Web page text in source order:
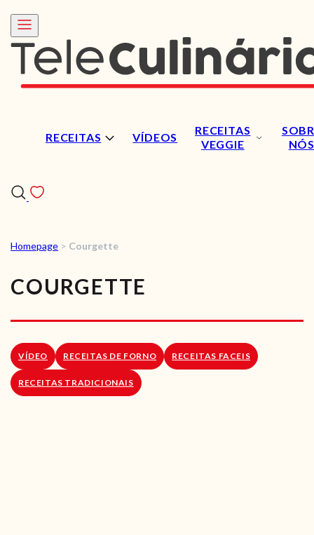
RECEITAS VÍDEOS
RECEITAS
VEGGIE
NÓS
RECEITAS VEGGIE
SOBRE NÓS
LOJA ONLINE
Homepage > Courgette
COURGETTE
VÍDEO RECEITAS DE FORNO RECEITAS FACEIS
RECEITAS TRADICIONAIS